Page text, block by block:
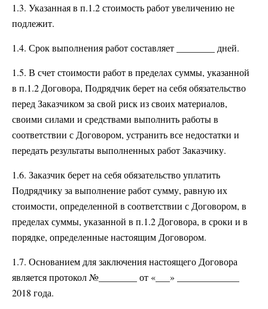
1.3. Указанная в п.1.2 стоимость работ увеличению не
подлежит.
1.4. Срок выполнения работ составляет ________ дней.
1.5. В счет стоимости работ в пределах суммы, указанной
в п.1.2 Договора, Подрядчик берет на себя обязательство
перед Заказчиком за свой риск из своих материалов,
своими силами и средствами выполнить работы в
соответствии с Договором, устранить все недостатки и
передать результаты выполненных работ Заказчику.
1.6. Заказчик берет на себя обязательство уплатить
Подрядчику за выполнение работ сумму, равную их
стоимости, определенной в соответствии с Договором, в
пределах суммы, указанной в п.1.2 Договора, в сроки и в
порядке, определенные настоящим Договором.
1.7. Основанием для заключения настоящего Договора
является протокол №________ от «___» _____________
2018 года.